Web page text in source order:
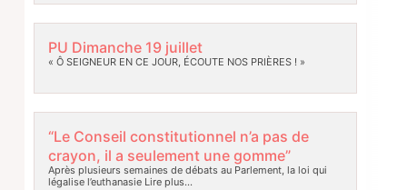
PU Dimanche 19 juillet
« Ô SEIGNEUR EN CE JOUR, ÉCOUTE NOS PRIÈRES ! »
“Le Conseil constitutionnel n’a pas de
crayon, il a seulement une gomme”
Après plusieurs semaines de débats au Parlement, la loi qui
légalise l’euthanasieLire plus…